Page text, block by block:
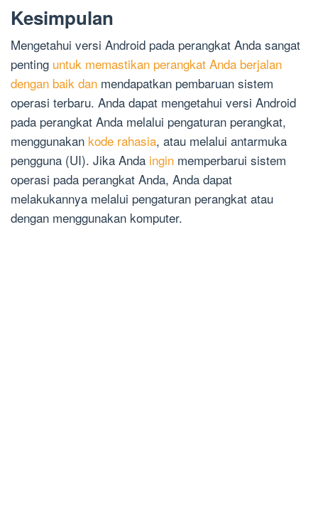
Kesimpulan
Mengetahui versi Android pada perangkat Anda sangat
penting untuk memastikan perangkat Anda berjalan
dengan baik dan mendapatkan pembaruan sistem
operasi terbaru. Anda dapat mengetahui versi Android
pada perangkat Anda melalui pengaturan perangkat,
menggunakan kode rahasia, atau melalui antarmuka
pengguna (UI). Jika Anda ingin memperbarui sistem
operasi pada perangkat Anda, Anda dapat
melakukannya melalui pengaturan perangkat atau
dengan menggunakan komputer.